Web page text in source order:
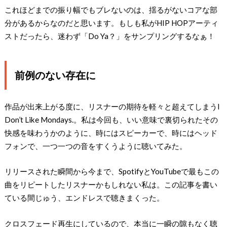
これほどまでの振り幅でもブレないのは、揺るがないコアな部
分があるからなのだと思います。もしも私がHIP HOPアーティ
ストだったら、迷わず「Do Ya？」をサンプリングするなぁ！
前例のない存在に
作品が出来上がる度に、リスナーの期待を軽々と超えてしまうI
Don’t Like Mondays.。私は今回も、いい意味で裏切られたその
快感を味わうかのように、時にはスピーカーで、時にはヘッド
フォンで、一つ一つの音をすくうように聴いてみた。
リリースされた瞬間から今まで、SpotifyとYouTubeで最もこの
曲をリピートしたリスナーかもしれない私は。この記事を書い
ている間じゅう、エンドレスで聴きまくった。
クロスフェード再生にしているので、本当に一瞬の隙もなく聴